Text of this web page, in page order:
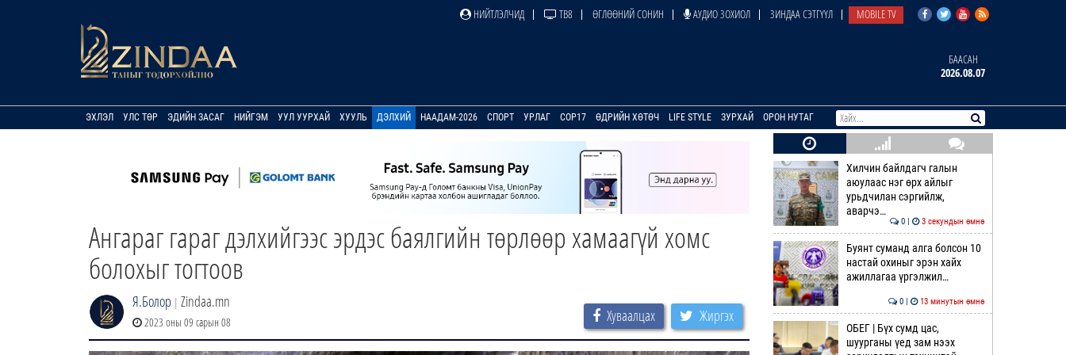
НИЙТЛЭЛЧИД ТВ8 ӨГЛӨӨНИЙ СОНИН АУДИО ЗОХИОЛ ЗИНДАА СЭТГҮҮЛ MOBILE TV
БААСАН
2026.08.07
ЭХЛЭЛ УЛС ТӨР ЭДИЙН ЗАСАГ НИЙГЭМ УУЛ УУРХАЙ ХУУЛЬ ДЭЛХИЙ НААДАМ-2026 СПОРТ УРЛАГ COP17 ӨДРИЙН ХӨТӨЧ LIFE STYLE ЗУРХАЙ ОРОН НУТАГ
Ангараг гараг дэлхийгээс эрдэс баялгийн төрлөөр хамаагүй хомс
болохыг тогтоов
Я.Болор | Zindaa.mn
2023 оны 09 сарын 08 Хуваалцах Жиргэх
Хилчин байлдагч галын
аюулаас нэг өрх айлыг
урьдчилан сэргийлж,
аварчэ…
0 | 3 секундын өмнө
Буянт суманд алга болсон 10
настай охиныг эрэн хайх
ажиллагаа үргэлжил…
0 | 13 минутын өмнө
ОБЕГ | Бүх сумд цас,
шуурганы үед зам нээх